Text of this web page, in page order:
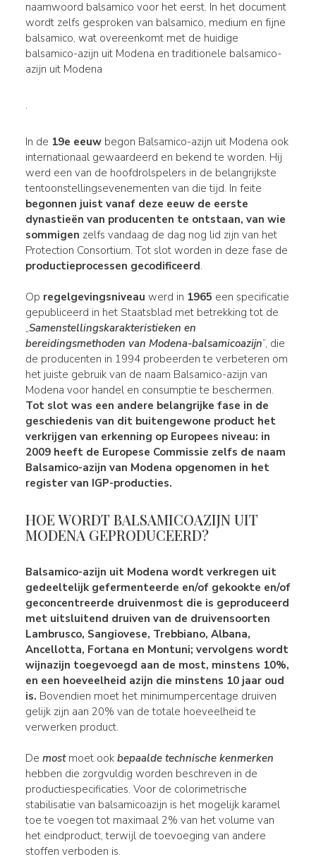
naamwoord balsamico voor het eerst. In het document
wordt zelfs gesproken van balsamico, medium en fijne
balsamico, wat overeenkomt met de huidige
balsamico-azijn uit Modena en traditionele balsamico-
azijn uit Modena
.
In de 19e eeuwbegon Balsamico-azijn uit Modena ook
internationaal gewaardeerd en bekend te worden. Hij
werd een van de hoofdrolspelers in de belangrijkste
tentoonstellingsevenementen van die tijd. In feite
begonnen juist vanaf deze eeuw de eerste
dynastieën van producenten te ontstaan, van wie
sommigen zelfs vandaag de dag nog lid zijn van het
Protection Consortium. Tot slot worden in deze fase de
productieprocessen gecodificeerd.
Op regelgevingsniveau werd in 1965 een specificatie
gepubliceerd in het Staatsblad met betrekking tot de
„Samenstellingskarakteristieken en
bereidingsmethoden van Modena-balsamicoazijn”, die
de producenten in 1994 probeerden te verbeteren om
het juiste gebruik van de naam Balsamico-azijn van
Modena voor handel en consumptie te beschermen.
Tot slot was een andere belangrijke fase in de
geschiedenis van dit buitengewone product het
verkrijgen van erkenning op Europees niveau: in
2009heeft de Europese Commissie zelfs de naam
Balsamico-azijn van Modena opgenomen in het
register van IGP-producties.
HOE WORDT BALSAMICOAZIJN UIT
MODENA GEPRODUCEERD?
Balsamico-azijn uit Modena wordt verkregen uit
gedeeltelijk gefermenteerde en/of gekookte en/of
geconcentreerde druivenmostdie is geproduceerd
met uitsluitend druiven van de druivensoorten
Lambrusco, Sangiovese, Trebbiano, Albana,
Ancellotta, Fortana en Montuni; vervolgens wordt
wijnazijn toegevoegd aan de most, minstens 10%,
en een hoeveelheid azijn die minstens 10 jaar oud
is. Bovendien moet het minimumpercentage druiven
gelijk zijn aan 20% van de totale hoeveelheid te
verwerken product.
De mostmoet ook bepaalde technische kenmerken
hebben die zorgvuldig worden beschreven in de
productiespecificaties. Voor de colorimetrische
stabilisatie van balsamicoazijn is het mogelijk karamel
toe te voegen tot maximaal 2% van het volume van
het eindproduct, terwijl de toevoeging van andere
stoffen verboden is.